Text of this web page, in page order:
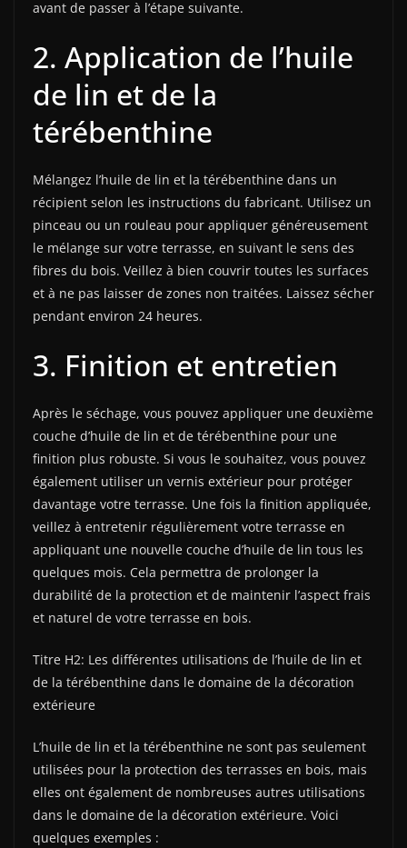
avant de passer à l’étape suivante.
2. Application de l’huile
de lin et de la
térébenthine
Mélangez l’huile de lin et la térébenthine dans un
récipient selon les instructions du fabricant. Utilisez un
pinceau ou un rouleau pour appliquer généreusement
le mélange sur votre terrasse, en suivant le sens des
fibres du bois. Veillez à bien couvrir toutes les surfaces
et à ne pas laisser de zones non traitées. Laissez sécher
pendant environ 24 heures.
3. Finition et entretien
Après le séchage, vous pouvez appliquer une deuxième
couche d’huile de lin et de térébenthine pour une
finition plus robuste. Si vous le souhaitez, vous pouvez
également utiliser un vernis extérieur pour protéger
davantage votre terrasse. Une fois la finition appliquée,
veillez à entretenir régulièrement votre terrasse en
appliquant une nouvelle couche d’huile de lin tous les
quelques mois. Cela permettra de prolonger la
durabilité de la protection et de maintenir l’aspect frais
et naturel de votre terrasse en bois.
Titre H2: Les différentes utilisations de l’huile de lin et
de la térébenthine dans le domaine de la décoration
extérieure
L’huile de lin et la térébenthine ne sont pas seulement
utilisées pour la protection des terrasses en bois, mais
elles ont également de nombreuses autres utilisations
dans le domaine de la décoration extérieure. Voici
quelques exemples :